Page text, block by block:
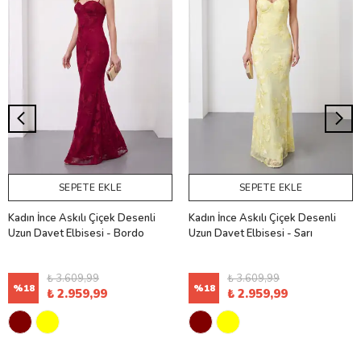
SEPETE EKLE
Kadın İnce Askılı Çiçek Desenli
Uzun Davet Elbisesi - Bordo
%18
₺ 3.609,99
₺ 2.959,99
SEPETE EKLE
Kadın İnce Askılı Çiçek Desenli
Uzun Davet Elbisesi - Sarı
%18
₺ 3.609,99
₺ 2.959,99